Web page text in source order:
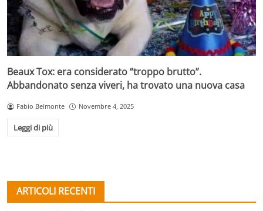
Beaux Tox: era considerato “troppo brutto”.
Abbandonato senza viveri, ha trovato una nuova casa
Fabio Belmonte Novembre 4, 2025
Leggi di più
ARTICOLI RECENTI